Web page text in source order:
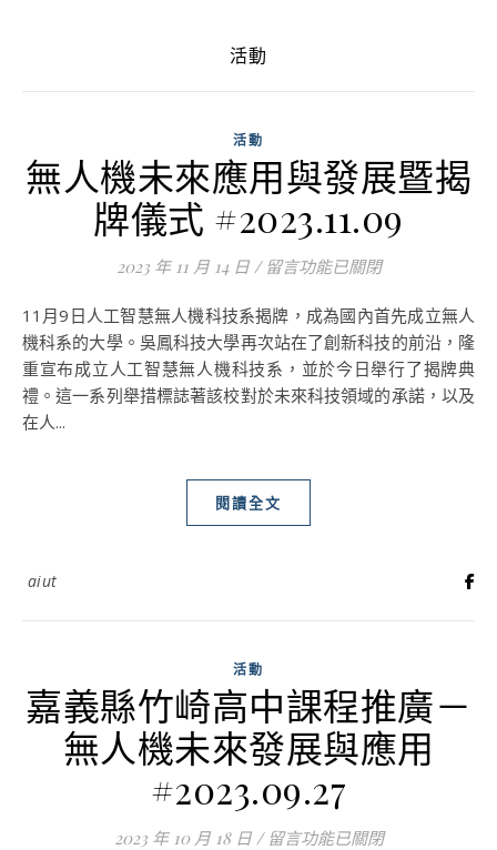
活動
活動
無人機未來應用與發展暨揭
牌儀式 #2023.11.09
2023 年 11 月 14 日 / 在〈無人機未來應用與發展暨
留言功能已關閉
11月9日人工智慧無人機科技系揭牌，成為國內首先成立無人
機科系的大學。吳鳳科技大學再次站在了創新科技的前沿，隆
重宣布成立人工智慧無人機科技系，並於今日舉行了揭牌典
禮。這一系列舉措標誌著該校對於未來科技領域的承諾，以及
在人...
閱讀全文
aiut
活動
嘉義縣竹崎高中課程推廣－
無人機未來發展與應用
#2023.09.27
2023 年 10 月 18 日 / 在〈嘉義縣竹崎高中課程推廣
留言功能已關閉